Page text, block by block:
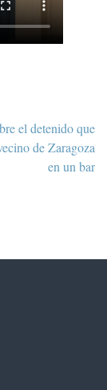
el detenido que
de Zaragoza
en un bar